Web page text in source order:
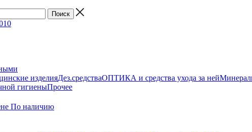
изделияДез.средстваОПТИКА и средства ухода за ней
гигиеныПрочее
По наличию